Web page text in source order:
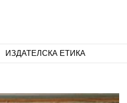
ИЗДАТЕЛСКА ЕТИКА